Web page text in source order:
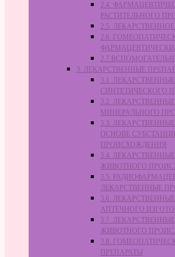
2.4.
РАСТИТЕЛЬНОГО
2.5.
2.6.
2.7
3. ЛЕКАРСТВЕННЫЕ
3.1.
СИНТЕТИЧЕСКОГО
3.2.
МИНЕРАЛЬНОГО
3.3.
ОСНОВЕ
ПРОИСХОЖДЕНИЯ
3.4.
ЖИВОТНОГО
3.5.
ЛЕКАРСТВЕННЫЕ
3.6.
АПТЕЧНОГО
3.7.
ЖИВОТНОГО
3.8.
ПРЕПАРАТЫ